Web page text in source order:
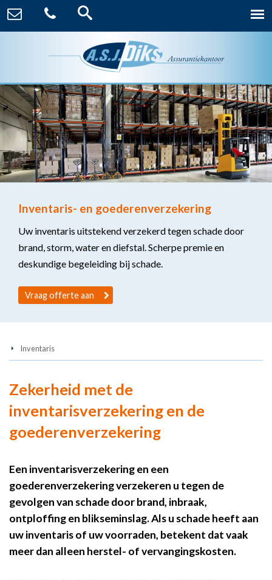
Inventaris- en goederenverzekering
Uw inventaris uitstekend verzekerd tegen schade door
brand, storm, water en diefstal. Scherpe premie en
deskundige begeleiding bij schade.
Vraag offerte aan
Inventaris
Zekerheid met de
inventarisverzekering en de
goederenverzekering
Een inventarisverzekering en een
goederenverzekering verzekeren u tegen de
gevolgen van schade door brand, inbraak,
ontploffing en blikseminslag. Als u schade heeft aan
uw inventaris of uw voorraden, betekent dat vaak
meer dan alleen herstel- of vervangingskosten.